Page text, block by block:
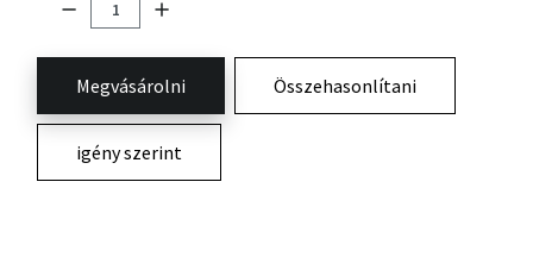
Megvásárolni Összehasonlítani
igény szerint